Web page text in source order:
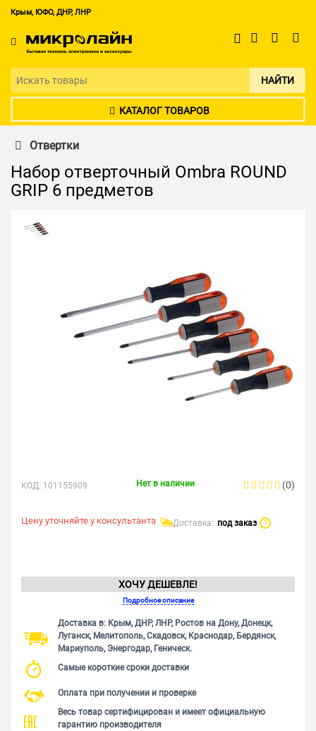
Крым, ЮФО, ДНР, ЛНР
НАЙТИ
КАТАЛОГ ТОВАРОВ
Отвертки
Набор отверточный Ombra ROUND
GRIP 6 предметов
КОД: 101155909 Нет в наличии (0)
Цену уточняйте у консультанта Доставка: под заказ ?
ХОЧУ ДЕШЕВЛЕ!
Подробное описание
Доставка в: Крым, ДНР, ЛНР, Ростов на Дону, Донецк,
Луганск, Мелитополь, Скадовск, Краснодар, Бердянск,
Мариуполь, Энергодар, Геническ.
Самые короткие сроки доставки
Оплата при получении и проверке
Весь товар сертифицирован и имеет официальную
гарантию производителя